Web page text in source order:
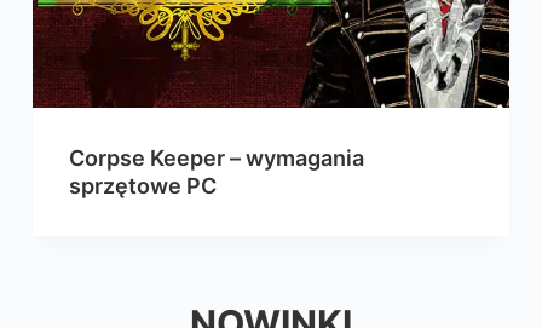
Corpse Keeper – wymagania
sprzętowe PC